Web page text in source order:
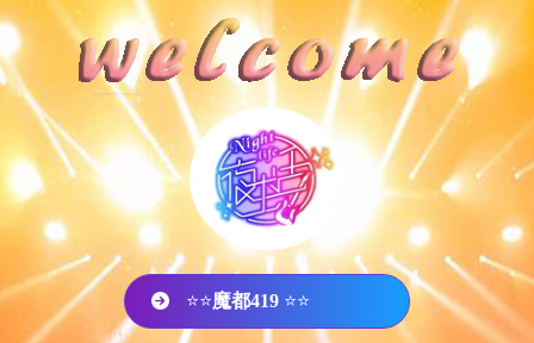
⭐⭐魔都419 ⭐⭐